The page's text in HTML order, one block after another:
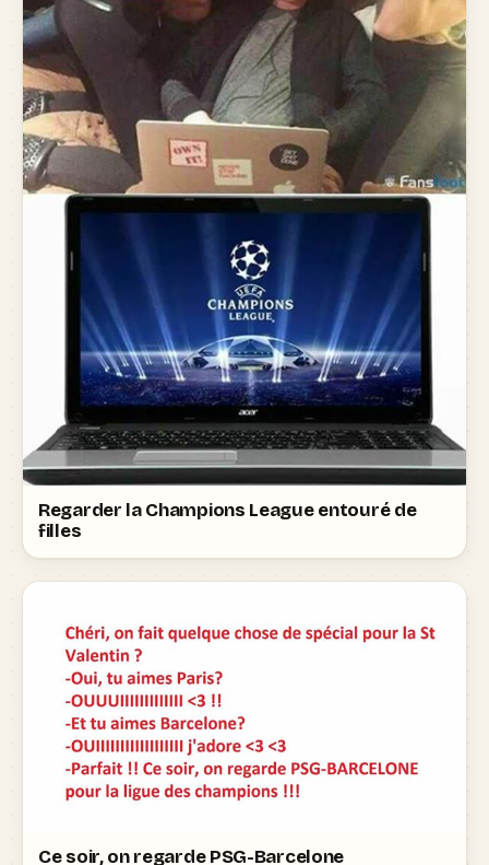
Regarder la Champions League entouré de
filles
Ce soir, on regarde PSG-Barcelone